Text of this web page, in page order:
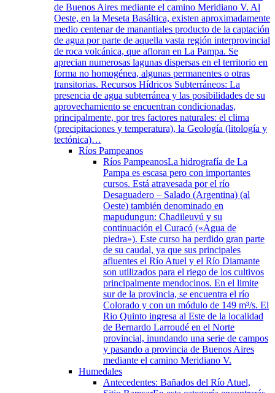
de Buenos Aires mediante el camino Meridiano V. Al
Oeste, en la Meseta Basáltica, existen aproximadamente
medio centenar de manantiales producto de la captación
de agua por parte de aquella vasta región interprovincial
de roca volcánica, que afloran en La Pampa. Se
aprecian numerosas lagunas dispersas en el territorio en
forma no homogénea, algunas permanentes o otras
transitorias. Recursos Hídricos Subterráneos: La
presencia de agua subterránea y las posibilidades de su
aprovechamiento se encuentran condicionadas,
principalmente, por tres factores naturales: el clima
(precipitaciones y temperatura), la Geología (litología y
tectónica)…
Ríos Pampeanos
Ríos PampeanosLa hidrografía de La
Pampa es escasa pero con importantes
cursos. Está atravesada por el río
Desaguadero – Salado (Argentina) (al
Oeste) también denominado en
mapudungun: Chadileuvú y su
continuación el Curacó («Agua de
piedra»). Este curso ha perdido gran parte
de su caudal, ya que sus principales
afluentes el Río Atuel y el Río Diamante
son utilizados para el riego de los cultivos
principalmente mendocinos. En el limite
sur de la provincia, se encuentra el río
Colorado y con un módulo de 149 m³/s. El
Rio Quinto ingresa al Este de la localidad
de Bernardo Larroudé en el Norte
provincial, inundando una serie de campos
y pasando a provincia de Buenos Aires
mediante el camino Meridiano V.
Humedales
Antecedentes: Bañados del Río Atuel,